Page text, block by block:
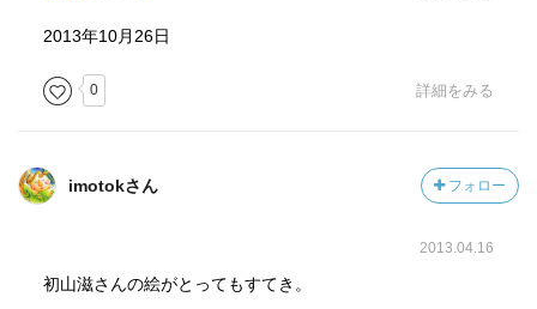
2013年10月26日
0 詳細をみる
imotokさん フォロー
2013.04.16
初山滋さんの絵がとってもすてき。